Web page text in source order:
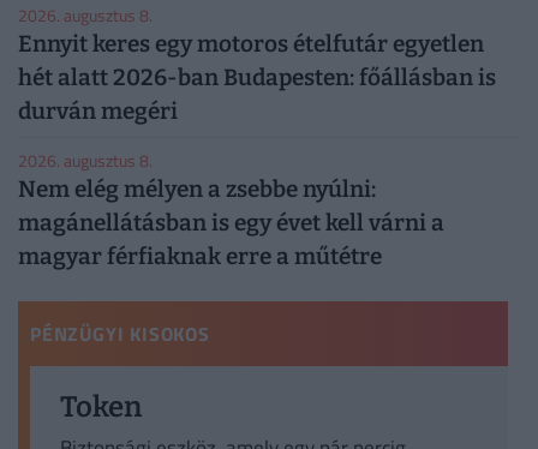
2026. augusztus 8.
Ennyit keres egy motoros ételfutár egyetlen
hét alatt 2026-ban Budapesten: főállásban is
durván megéri
2026. augusztus 8.
Nem elég mélyen a zsebbe nyúlni:
magánellátásban is egy évet kell várni a
magyar férfiaknak erre a műtétre
PÉNZÜGYI KISOKOS
Token